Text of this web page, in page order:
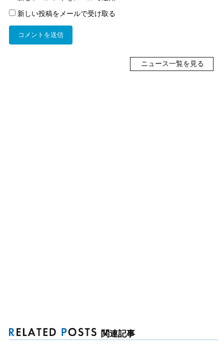
新しい投稿をメールで受け取る
ニュース一覧を見る
関連記事